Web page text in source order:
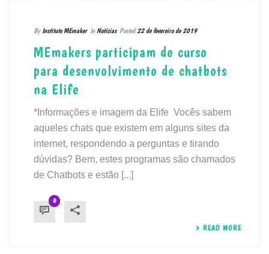
By Instituto MEmaker In Notícias Posted 22 de fevereiro de 2019
MEmakers participam de curso
para desenvolvimento de chatbots
na Elife
*Informações e imagem da Elife Vocês sabem
aqueles chats que existem em alguns sites da
internet, respondendo a perguntas e tirando
dúvidas? Bem, estes programas são chamados
de Chatbots e estão [...]
0
READ MORE